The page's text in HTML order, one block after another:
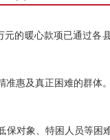
的暖心款项已通过各
惠及真正困难的群体
对象、特困人员等困